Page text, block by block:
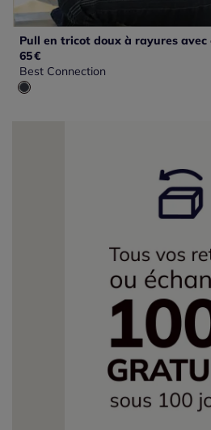
Pull en tricot doux à rayures
65€
Best Connection